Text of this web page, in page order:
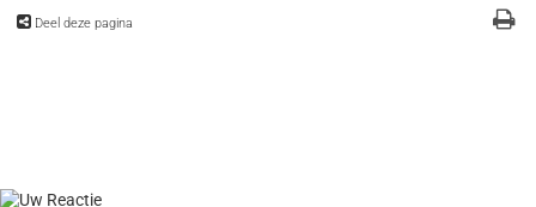
Deel deze pagina